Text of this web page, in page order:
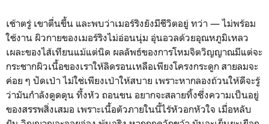
เช้าตรู่ เขาตื่นขึ้น และพบว่าเมอร์ริงยังมีชีวิตอยู่ ทว่า — ไม่พร้อม
ใช้งาน ผิวกายของเมอร์ริงไม่อ่อนนุ่ม อุ่นอวลด้วยอุณหภูมิเหลว
เผละของไส้เทียนแม้แต่นิด ผลลัพธ์ของการโหมจิตวิญญาณมีแต่จะ
กระชากผิวเนื้อของเราให้ลิดรอนเหลือเพียงโครงกระดูก สายลมจะ
ค่อย ๆ ปัดเป่า ไม่ใช่เพียงเป่าให้สบาย เพราะหากลองถ้วนให้ดีจะรู้
ว่ามันกำลังดูดดุน ทึ้งหัว ถอนขน อยากจะสลายทิ้งซึ่งความเป็นอยู่
ของสรรพสิ่งเสมอ เพราะเนื้อตัวภายในนี้ไร้หัวอกหัวใจ เมื่อหลับ